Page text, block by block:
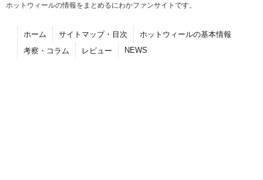
ホットウィールの情報をまとめるにわかファンサイトです。
ホーム サイトマップ・目次
ホットウィールの基本情報
考察・コラム
レビュー NEWS